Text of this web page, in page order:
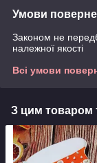
Умови
Законом не
належної якості
Всі умови
З цим товаром